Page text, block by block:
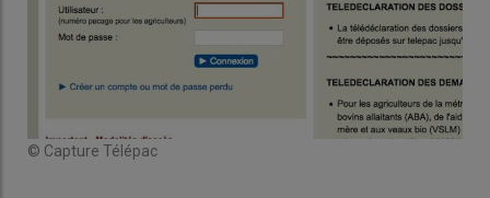
© Capture Télépac